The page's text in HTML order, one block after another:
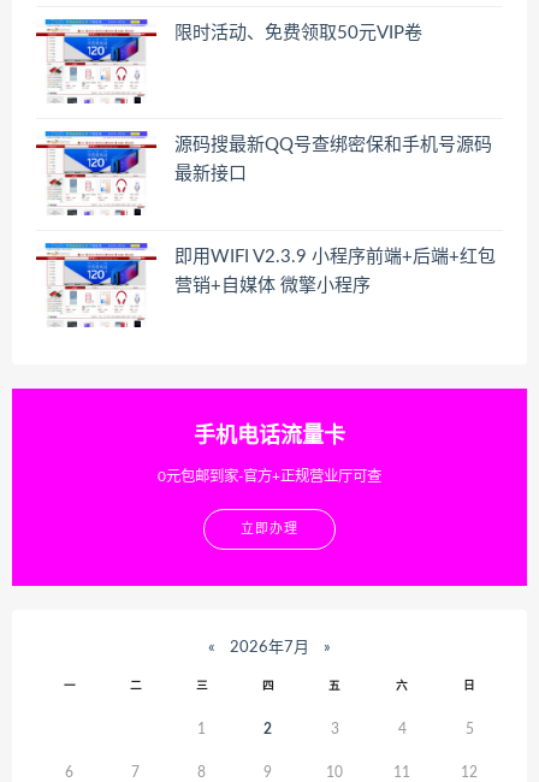
限时活动、免费领取50元VIP卷
源码搜最新QQ号查绑密保和手机号源码
最新接口
即用WIFI V2.3.9 小程序前端+后端+红包
营销+自媒体 微擎小程序
手机电话流量卡
0元包邮到家-官方+正规营业厅可查
立即办理
« 2026年7月 »
一 二 三 四 五 六 日
1 2 3 4 5
6 7 8 9 10 11 12